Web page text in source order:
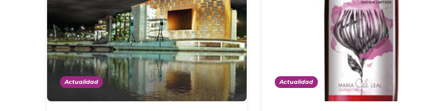
Actualidad Actualidad